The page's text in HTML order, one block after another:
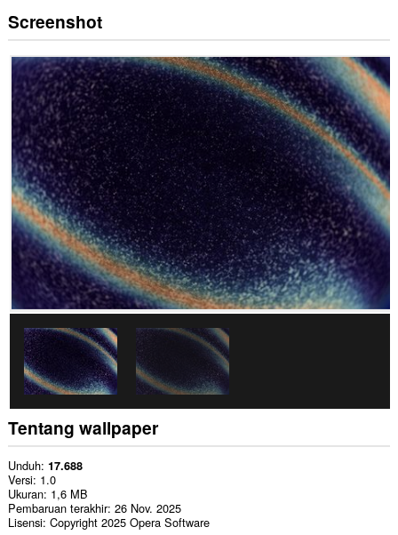
Screenshot
Tentang wallpaper
Unduh 17.688
Versi 1.0
Ukuran 1,6 MB
Pembaruan terakhir 26 Nov. 2025
Lisensi Copyright 2025 Opera Software